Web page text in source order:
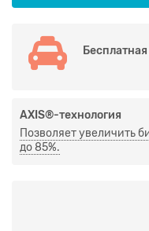
AXIS®-технология
Позволяет увеличить
до 85%.